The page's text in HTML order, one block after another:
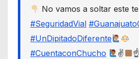
No vamos a soltar este
#SeguridadVial
#UnDipitadoDiferente
#CuentaconChucho
✌
☝